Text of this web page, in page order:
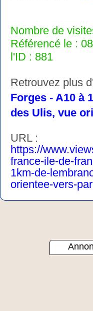
Nombre de
Référencé le :
l'ID : 881
Retrouvez plus
Forges - A10 à
des Ulis, vue
URL :
https://
france-ile-de-
1km-de-
orientee-vers-